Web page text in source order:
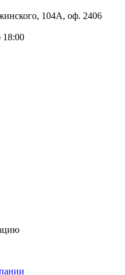
104А, оф. 2406
18:00